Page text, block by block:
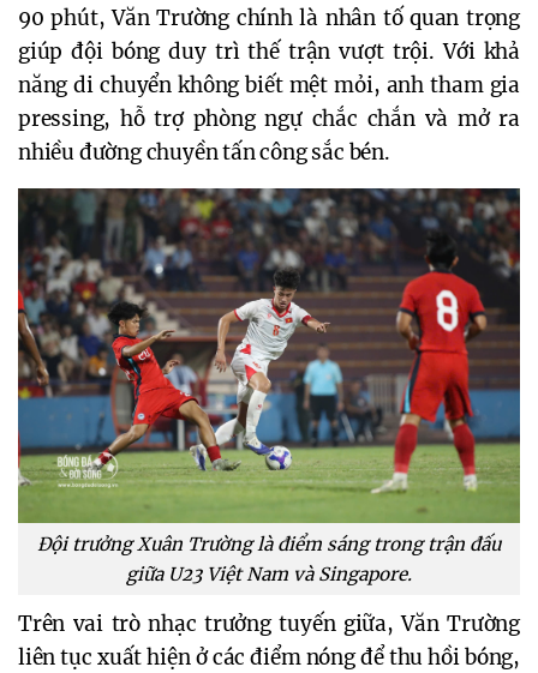
90 phút, Văn Trường chính là nhân tố quan trọng
giúp đội bóng duy trì thế trận vượt trội. Với khả
năng di chuyển không biết mệt mỏi, anh tham gia
pressing, hỗ trợ phòng ngự chắc chắn và mở ra
nhiều đường chuyền tấn công sắc bén.
Đội trưởng Xuân Trường là điểm sáng trong trận đấu
giữa U23 Việt Nam và Singapore.
Trên vai trò nhạc trưởng tuyến giữa, Văn Trường
liên tục xuất hiện ở các điểm nóng để thu hồi bóng,